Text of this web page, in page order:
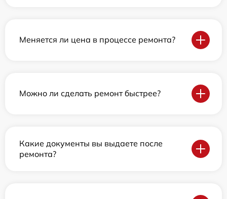
Меняется ли цена в процессе ремонта?
Можно ли сделать ремонт быстрее?
Какие документы вы выдаете после
ремонта?